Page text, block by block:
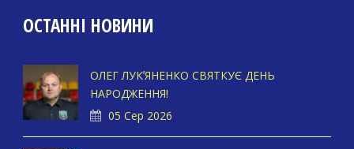
ОСТАННІ НОВИНИ
ОЛЕГ ЛУКʼЯНЕНКО СВЯТКУЄ ДЕНЬ
НАРОДЖЕННЯ!
05 Сер 2026